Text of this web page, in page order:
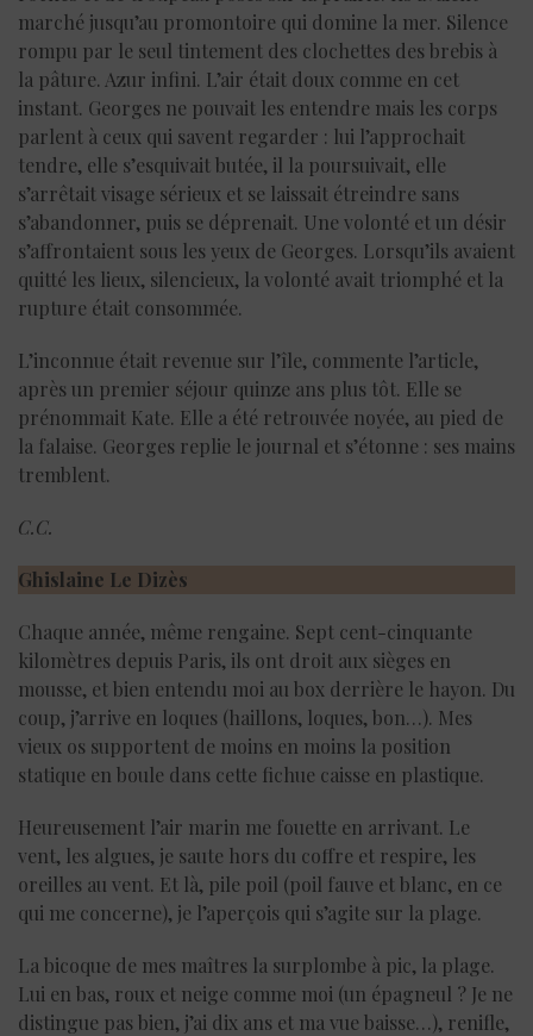
marché jusqu’au promontoire qui domine la mer. Silence
rompu par le seul tintement des clochettes des brebis à
la pâture. Azur infini. L’air était doux comme en cet
instant. Georges ne pouvait les entendre mais les corps
parlent à ceux qui savent regarder : lui l’approchait
tendre, elle s’esquivait butée, il la poursuivait, elle
s’arrêtait visage sérieux et se laissait étreindre sans
s’abandonner, puis se déprenait. Une volonté et un désir
s’affrontaient sous les yeux de Georges. Lorsqu’ils avaient
quitté les lieux, silencieux, la volonté avait triomphé et la
rupture était consommée.
L’inconnue était revenue sur l’île, commente l’article,
après un premier séjour quinze ans plus tôt. Elle se
prénommait Kate. Elle a été retrouvée noyée, au pied de
la falaise. Georges replie le journal et s’étonne : ses mains
tremblent.
C.C.
Ghislaine Le Dizès
Chaque année, même rengaine. Sept cent-cinquante
kilomètres depuis Paris, ils ont droit aux sièges en
mousse, et bien entendu moi au box derrière le hayon. Du
coup, j’arrive en loques (haillons, loques, bon…). Mes
vieux os supportent de moins en moins la position
statique en boule dans cette fichue caisse en plastique.
Heureusement l’air marin me fouette en arrivant. Le
vent, les algues, je saute hors du coffre et respire, les
oreilles au vent. Et là, pile poil (poil fauve et blanc, en ce
qui me concerne), je l’aperçois qui s’agite sur la plage.
La bicoque de mes maîtres la surplombe à pic, la plage.
Lui en bas, roux et neige comme moi (un épagneul ? Je ne
distingue pas bien, j’ai dix ans et ma vue baisse…), renifle,